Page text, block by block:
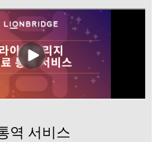
역 서비스